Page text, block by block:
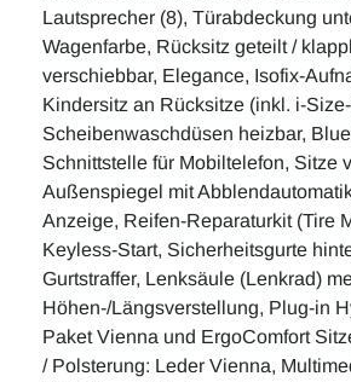
Lautsprecher (8), Türabdeckung
Wagenfarbe, Rücksitz geteilt /
verschiebbar, Elegance, Isofix-
Kindersitz an Rücksitze (inkl. i-
Scheibenwaschdüsen heizbar,
Schnittstelle für Mobiltelefon, Sitze
Außenspiegel mit
Anzeige, Reifen-Reparaturkit (Tire
Keyless-Start, Sicherheitsgurte
Gurtstraffer, Lenksäule (Lenkrad)
Höhen-/Längsverstellung, Plug-in
Paket Vienna und ErgoComfort
/ Polsterung: Leder Vienna,